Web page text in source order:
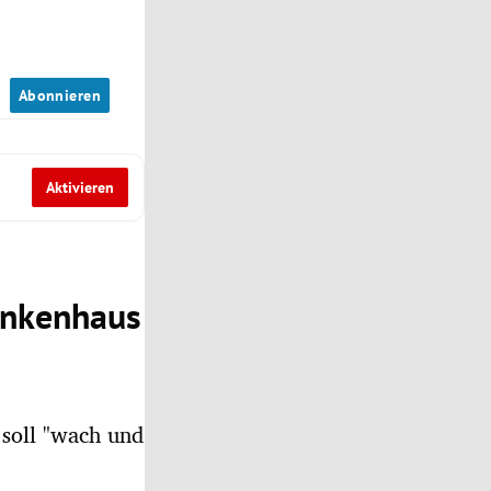
Abonnieren
Aktivieren
"wach und